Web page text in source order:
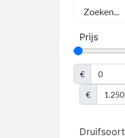
Prijs
€
€
Druifsoort